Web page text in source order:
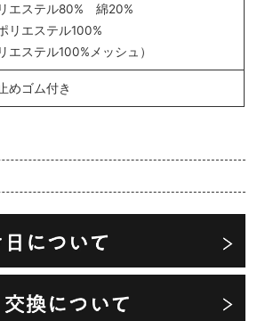
エステル80% 綿20%
リエステル100%
エステル100%メッシュ）
めゴム付き